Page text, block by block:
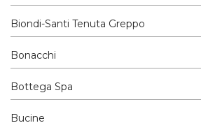
Biondi-Santi Tenuta Greppo
Bonacchi
Bottega Spa
Bucine